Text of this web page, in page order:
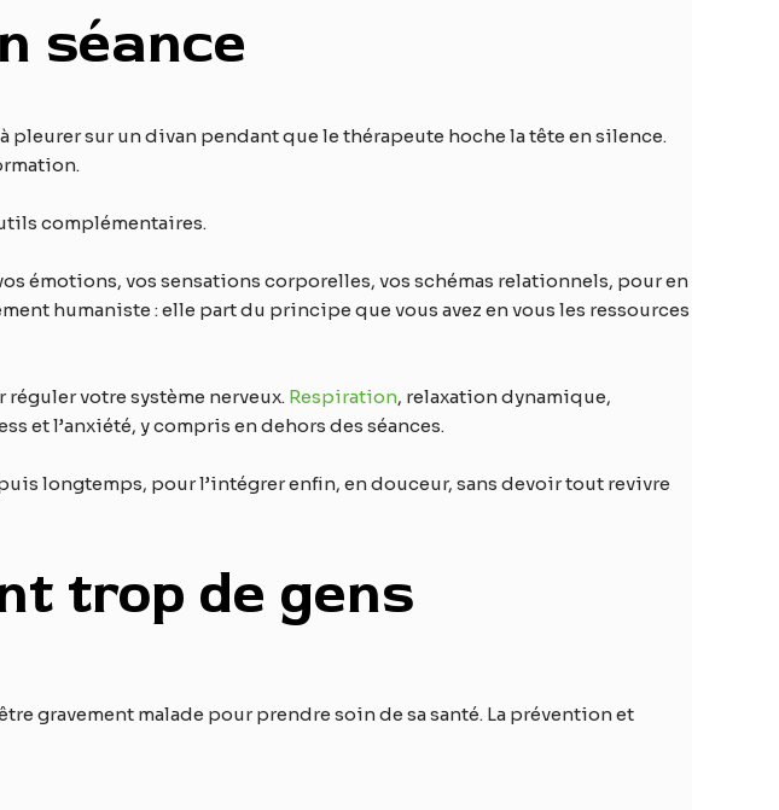
séance
à pleurer sur un divan pendant que le thérapeute hoche la tête en silence.
complémentaires.
émotions, vos sensations corporelles, vos schémas relationnels, pour en
humaniste : elle part du principe que vous avez en vous les ressources
votre système nerveux. Respiration, relaxation dynamique,
et l’anxiété, y compris en dehors des séances.
longtemps, pour l’intégrer enfin, en douceur, sans devoir tout revivre
trop de gens
gravement malade pour prendre soin de sa santé. La prévention et